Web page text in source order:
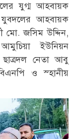
যুগ্ম আহবায়ক
আহবায়ক
মো. জসিম উদ্দিন,
ইউনিয়ন
নেতা আবু
ও স্হানীয়